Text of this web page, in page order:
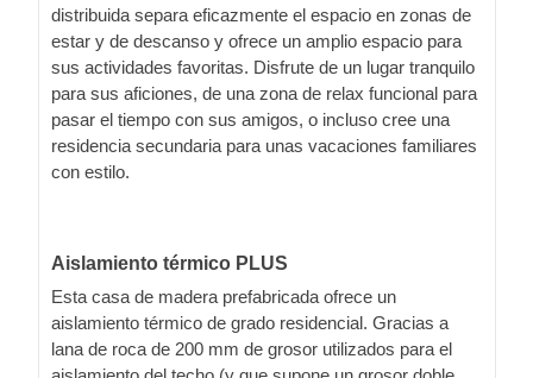
distribuida separa eficazmente el espacio en zonas de
estar y de descanso y ofrece un amplio espacio para
sus actividades favoritas. Disfrute de un lugar tranquilo
para sus aficiones, de una zona de relax funcional para
pasar el tiempo con sus amigos, o incluso cree una
residencia secundaria para unas vacaciones familiares
con estilo.
Aislamiento térmico PLUS
Esta casa de madera prefabricada ofrece un
aislamiento térmico de grado residencial. Gracias a
lana de roca de 200 mm de grosor utilizados para el